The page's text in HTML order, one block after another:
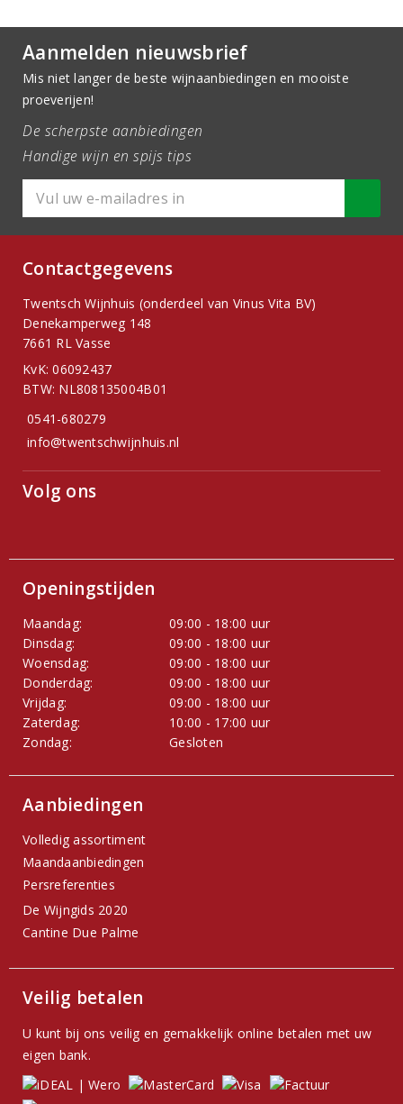
Aanmelden nieuwsbrief
Mis niet langer de beste wijnaanbiedingen en mooiste
proeverijen!
De scherpste aanbiedingen
Handige wijn en spijs tips
Contactgegevens
Twentsch Wijnhuis (onderdeel van Vinus Vita BV)
Denekamperweg 148
7661 RL Vasse
KvK: 06092437
BTW: NL808135004B01
0541-680279
info@twentschwijnhuis.nl
Volg ons
Openingstijden
Maandag:
09:00 - 18:00 uur
Dinsdag:
09:00 - 18:00 uur
Woensdag:
09:00 - 18:00 uur
Donderdag:
09:00 - 18:00 uur
Vrijdag:
09:00 - 18:00 uur
Zaterdag:
10:00 - 17:00 uur
Zondag:
Gesloten
Aanbiedingen
Volledig assortiment
Maandaanbiedingen
Persreferenties
De Wijngids 2020
Cantine Due Palme
Veilig betalen
U kunt bij ons veilig en gemakkelijk online betalen met uw
eigen bank.